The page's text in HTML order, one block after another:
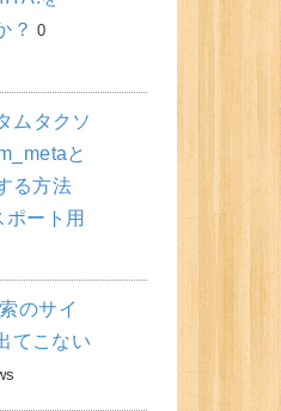
？ 0
ムタクソ
と
る方法
ート用
のサイ
てこない